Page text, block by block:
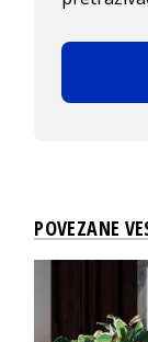
POVEZANE